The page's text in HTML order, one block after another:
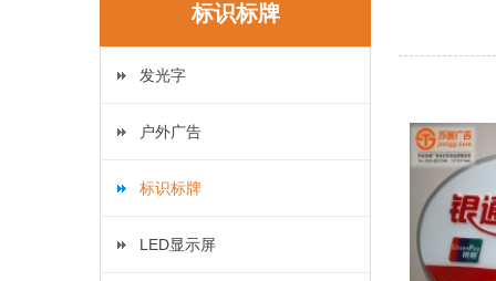
标识标牌
发光字
户外广告
标识标牌
LED显示屏